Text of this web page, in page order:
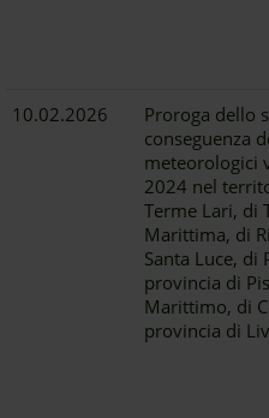
10.02.2026
Proroga dello
conseguenza
meteorologici
2024 nel
Terme Lari, di
Marittima, di
Santa Luce, di
provincia di
Marittimo, di
provincia di